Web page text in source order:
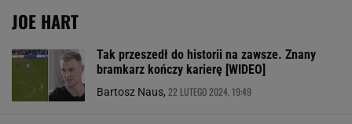
JOE HART
Tak przeszedł do historii na zawsze. Znany
bramkarz kończy karierę [WIDEO]
Bartosz Naus, 22 LUTEGO 2024, 19:49